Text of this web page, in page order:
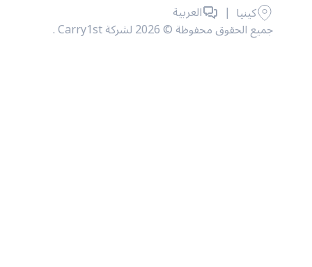
جميع الحقوق محفوظة © 2026 لشركة Carry1st .
كينيا | العربية